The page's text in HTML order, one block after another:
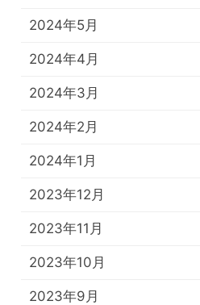
2024年5月
2024年4月
2024年3月
2024年2月
2024年1月
2023年12月
2023年11月
2023年10月
2023年9月